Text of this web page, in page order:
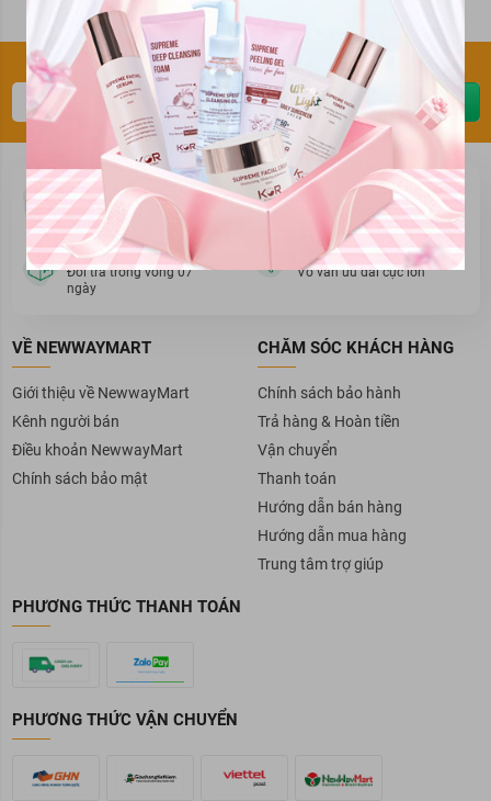
Đăng ký thông tin để nhận ưu đãi sớm nhất
Gửi ngay
Mua hàng
Cam kết chất lượng
Thanh toán
Giao hàng & thanh toán
Đổi trả hàng
Đổi trả trong vòng 07
ngày
Khuyến mãi
Vô vàn ưu đãi cực lớn
VỀ NEWWAYMART
Giới thiệu về NewwayMart
Kênh người bán
Điều khoản NewwayMart
Chính sách bảo mật
CHĂM SÓC KHÁCH HÀNG
Chính sách bảo hành
Trả hàng & Hoàn tiền
Vận chuyển
Thanh toán
Hướng dẫn bán hàng
Hướng dẫn mua hàng
Trung tâm trợ giúp
PHƯƠNG THỨC THANH TOÁN
PHƯƠNG THỨC VẬN CHUYỂN